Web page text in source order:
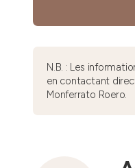
N.B. : Les
en contactant
Monferrato Roero.